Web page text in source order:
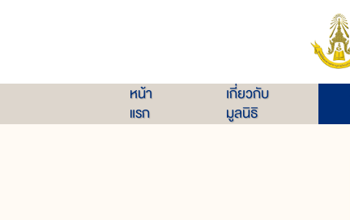
หน้า
แรก
เกี่ยวกับ
มูลนิธิ